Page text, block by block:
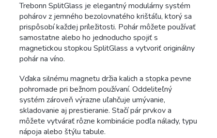
Trebonn SplitGlass je elegantný modulárny systém
pohárov z jemného bezolovnatého krištáľu, ktorý sa
prispôsobí každej príležitosti. Pohár môžete používať
samostatne alebo ho jednoducho spojiť s
magnetickou stopkou SplitGlass a vytvoriť originálny
pohár na víno.
Vďaka silnému magnetu držia kalich a stopka pevne
pohromade pri bežnom používaní. Oddeliteľný
systém zároveň výrazne uľahčuje umývanie,
skladovanie aj prestieranie. Stačí pár prvkov a
môžete vytvárať rôzne kombinácie podľa nálady, typu
nápoja alebo štýlu tabule.